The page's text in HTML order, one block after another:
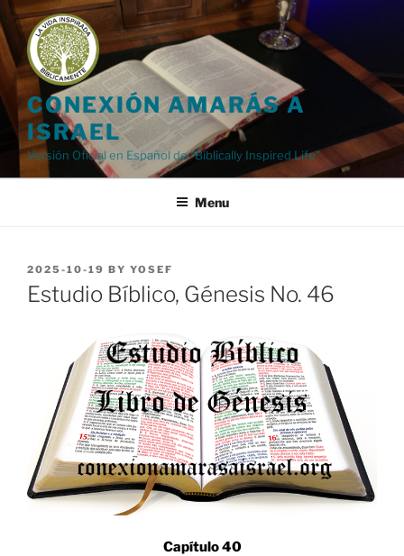
Skip
to
content
CONEXIÓN AMARÁS A
ISRAEL
Versión Oficial en Español de "Biblically Inspired Life"
Menu
POSTED
ON
2025-10-19 BY YOSEF
Estudio Bíblico, Génesis No. 46
Capítulo 40